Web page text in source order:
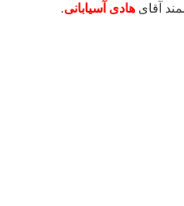
آقایهادی آسیابانی.